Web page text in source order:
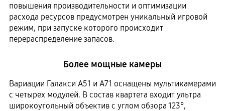
повышения производительности и оптимизации
расхода ресурсов предусмотрен уникальный игровой
режим, при запуске которого происходит
перераспределение запасов.
Более мощные камеры
Вариации Галакси А51 и А71 оснащены мультикамерами
с четырех модулей. В состав квартета входит ультра
широкоугольный объектив с углом обзора 123°,